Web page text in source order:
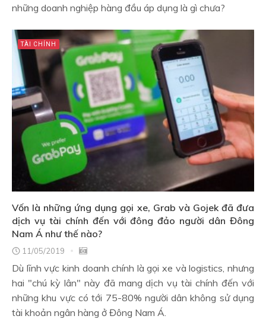
những doanh nghiệp hàng đầu áp dụng là gì chưa?
TÀI CHÍNH
Vốn là những ứng dụng gọi xe, Grab và Gojek đã đưa
dịch vụ tài chính đến với đông đảo người dân Đông
Nam Á như thế nào?
11/05/2019
Dù lĩnh vực kinh doanh chính là gọi xe và logistics, nhưng
hai "chú kỳ lân" này đã mang dịch vụ tài chính đến với
những khu vực có tới 75-80% người dân không sử dụng
tài khoản ngân hàng ở Đông Nam Á.